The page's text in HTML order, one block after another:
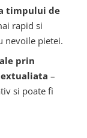
timpului de
rapid si
nevoile pietei.
prin
–
si poate fi